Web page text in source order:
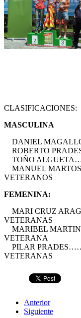
CLASIFICACIONES:
MASCULINA
DANIEL
ROBERTO
TOÑO
MANUEL
VETERANOS
FEMENINA:
MARI CRUZ
VETERANAS
MARIBEL
VETERANA
PILAR
VETERANAS
Anterior
Siguiente